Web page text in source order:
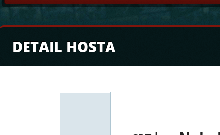
DETAIL HOSTA